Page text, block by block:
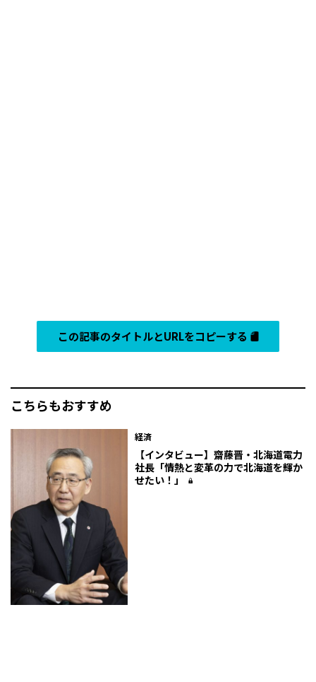
この記事のタイトルとURLをコピーする
こちらもおすすめ
経済
【インタビュー】齋藤晋・北海道電力
社長「情熱と変革の力で北海道を輝か
せたい！」